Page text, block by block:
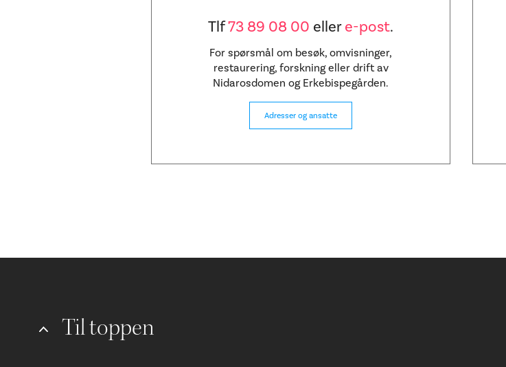
Tlf73 89 08 00 ellere-post.
For spørsmål om besøk, omvisninger,
restaurering, forskning eller drift av
Nidarosdomen og Erkebispegården.
Adresser og ansatte
Til toppen